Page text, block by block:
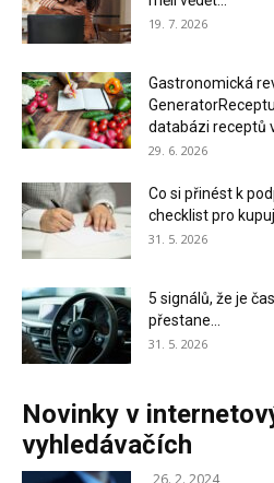
19. 7. 2026
Gastronomická
databázi receptů
29. 6. 2026
Co si přinést k
checklist pro
31. 5. 2026
5 signálů, že je
přestane...
31. 5. 2026
Novinky v
vyhledávačích
26. 2. 2024